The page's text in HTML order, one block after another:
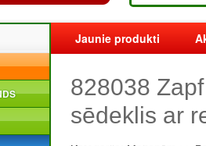
Jaunie produkti
828038
sēdeklis ar